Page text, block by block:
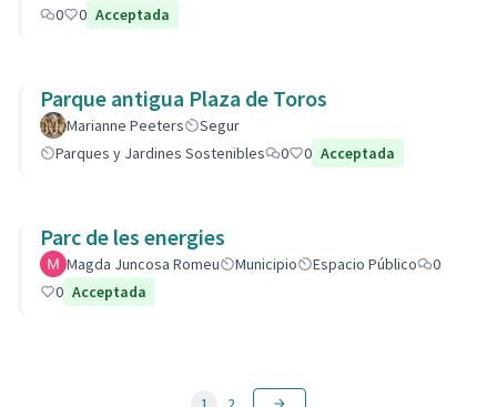
0
0 Acceptada
Parque antigua Plaza de Toros
Marianne Peeters
Segur
Parques y Jardines Sostenibles
0 0 Acceptada
Parc de les energies
Magda Juncosa Romeu Municipio Espacio Público
0
0 Acceptada